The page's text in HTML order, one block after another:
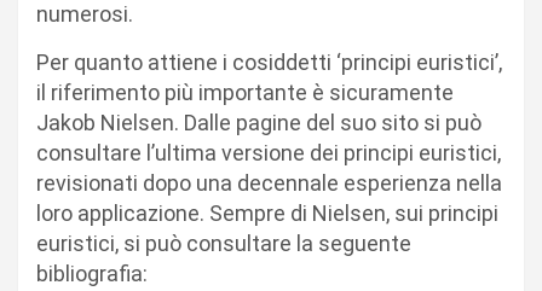
numerosi.
Per quanto attiene i cosiddetti ‘principi euristici’,
il riferimento più importante è sicuramente
Jakob Nielsen. Dalle pagine del suo sito si può
consultare l’ultima versione dei principi euristici,
revisionati dopo una decennale esperienza nella
loro applicazione. Sempre di Nielsen, sui principi
euristici, si può consultare la seguente
bibliografia: